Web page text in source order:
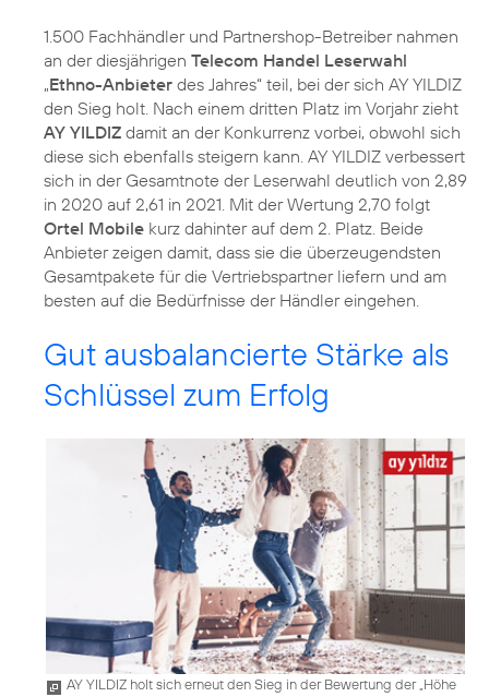
1.500 Fachhändler und Partnershop-Betreiber nahmen
an der diesjährigen Telecom Handel Leserwahl
„Ethno-Anbieter des Jahres“ teil, bei der sich AY YILDIZ
den Sieg holt. Nach einem dritten Platz im Vorjahr zieht
AY YILDIZ damit an der Konkurrenz vorbei, obwohl sich
diese sich ebenfalls steigern kann. AY YILDIZ verbessert
sich in der Gesamtnote der Leserwahl deutlich von 2,89
in 2020 auf 2,61 in 2021. Mit der Wertung 2,70 folgt
Ortel Mobile kurz dahinter auf dem 2. Platz. Beide
Anbieter zeigen damit, dass sie die überzeugendsten
Gesamtpakete für die Vertriebspartner liefern und am
besten auf die Bedürfnisse der Händler eingehen.
Gut ausbalancierte Stärke als
Schlüssel zum Erfolg
AY YILDIZ holt sich erneut den Sieg in der Bewertung der „Höhe